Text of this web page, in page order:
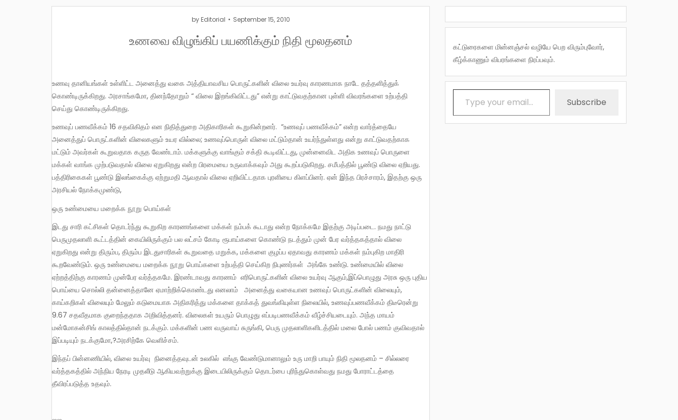
by Editorial September 15, 2010
உணவை விழுங்கிப் பயணிக்கும் நிதி மூலதனம்
உணவு தானியங்கள் உள்ளிட்ட அனைத்து வகை அத்தியாவசிய பொருட்களின் விலை உயர்வு காரணமாக நாடே தத்தளித்துக்
கொண்டிருக்கிறது. அரசாங்கமோ, தினந்தோறும் “ விலை இறங்கிவிட்டது” என்று காட்டுவதற்கான புள்ளி விவரங்களை உற்பத்தி
செய்து கொண்டிருக்கிறது.
உணவுப் பணவீக்கம் 16 சதவிகிதம் என நிதித்துறை அதிகாரிகள் கூறுகின்றனர். “உணவுப் பணவீக்கம்” என்ற வார்த்தையே
அனைத்துப் பொருட்களின் விலைகளும் உயர வில்லை; உணவுப்பொருள் விலை மட்டும்தான் உயர்ந்துள்ளது என்று காட்டுவதற்காக
மட்டும் அவர்கள் கூறுவதாக கருத வேண்டாம். மக்களுக்கு வாங்கும் சக்தி கூடிவிட்டது, முன்னைவிட அதிக உணவுப் பொருளை
மக்கள் வாங்க முற்படுவதால் விலை ஏறுகிறது என்ற பிரமையை உருவாக்கவும் அது கூறப்படுகிறது. சமீபத்தில் பூண்டு விலை ஏறியது.
பத்திரிகைகள் பூண்டு இலங்கைக்கு ஏற்றுமதி ஆவதால் விலை ஏறிவிட்டதாக புரளியை கிளப்பினர். ஏன் இந்த பிரச்சாரம், இதற்கு ஒரு
அரசியல் நோக்கமுண்டு,
ஒரு உண்மையை மறைக்க நூறு பொய்கள்
இடது சாரி கட்சிகள் தொடர்ந்து கூறுகிற காரணங்களை மக்கள் நம்பக் கூடாது என்ற நோக்கமே இதற்கு அடிப்படை. நமது நாட்டு
பெருமுதலாளி கூட்டத்தின் கையிலிருக்கும் பல லட்சம் கோடி ரூபாய்களை கொண்டு நடத்தும் முன் பேர வர்த்தகத்தால் விலை
ஏறுகிறது என்று திரும்ப, திரும்ப இடதுசாரிகள் கூறுவதை மறுக்க, மக்களை குழப்ப ஏதாவது காரணம் மக்கள் நம்புகிற மாதிரி
கூறவேண்டும். ஒரு உண்மையை மறைக்க நூறு பொய்களை உற்பத்தி செய்கிற நிபுணர்கள் அங்கே உண்டு. உண்மையில் விலை
ஏற்றத்திற்கு காரணம் முன்பேர வர்த்தகமே. இரண்டாவது காரணம் எரிபொருட்களின் விலை உயர்வு ஆகும்,இப்பொழுது அரசு ஒரு புதிய
பொய்யை சொல்லி தன்னைத்தானே ஏமாற்றிக்கொண்டது எனலாம் அனைத்து வகையான உணவுப் பொருட்களின் விலையும்,
காய்கறிகள் விலையும் மேலும் கடுமையாக அதிகரித்து மக்களை தாக்கத் துவங்கியுள்ள நிலையில், உணவுப்பணவீக்கம் திடீரென்று
9.67 சதவீதமாக குறைந்ததாக அறிவித்தனர். விலைகள் உயரும் பொழுது எப்படிபணவீக்கம் வீழ்ச்சியடையும். அந்த மாயம்
மன்மோகன்சிங் காலத்தில்தான் நடக்கும். மக்களின் பண வருவாய் சுருங்கி, பெரு முதலாளிகளிடத்தில் மலை போல் பணம் குவிவதால்
இப்படியும் நடக்குமோ,?அரசிற்கே வெளிச்சம்.
இந்தப் பின்னணியில், விலை உயர்வு நினைத்தவுடன் உலகில் எங்கு வேண்டுமானாலும் உரு மாறி பாயும் நிதி மூலதனம் – சில்லரை
வர்த்தகத்தில் அந்நிய நேரடி முதலீடு ஆகியவற்றுக்கு இடையிலிருக்கும் தொடர்பை புரிந்துகொள்வது நமது போராட்டத்தை
தீவிரப்படுத்த உதவும்.
கட்டுரைகளை மின்னஞ்சல் வழியே பெற விரும்புவோர்,
கீழ்க்காணும் விபரங்களை நிரப்பவும்.
Type your email…
Subscribe